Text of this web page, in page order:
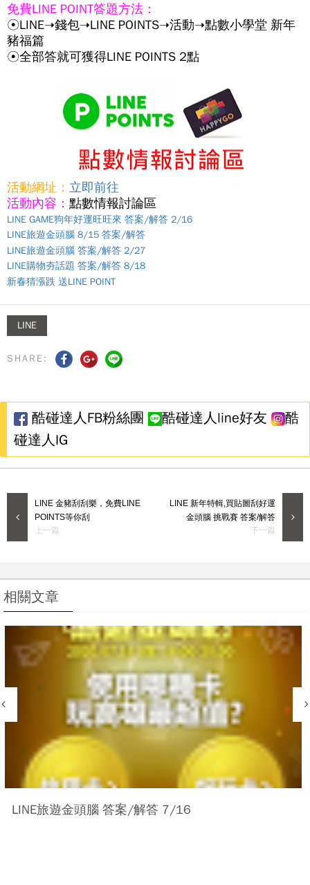
免費LINE POINT答題方法：
☉LINE➝錢包➝LINE POINTS➝活動➝點數小學堂 新年
豬福篇
☉全部答就可獲得LINE POINTS 2點
活動網址： 立即前往
活動內容： 點數情報討論區
LINE GAME狗年好運旺旺來 答案/解答 2/16
LINE旅遊金頭腦 8/15 答案/解答
LINE旅遊金頭腦 答案/解答 2/27
LINE購物夯話題 答案/解答 8/18
新春猜漲跌 送LINE POINT
LINE
SHARE:
酷碰達人FB粉絲團 酷碰達人line好友
酷
碰達人IG
LINE 新年特輯,買貼圖刮好運
金頭腦 挑戰賽 答案/解答
下一篇
LINE 金豬刮刮樂，免費LINE
POINTS等你刮
上一篇
相關文章
LINE旅遊金頭腦 答案/解答 7/16
LINE GAME 8周年官方帳號特別挑戰